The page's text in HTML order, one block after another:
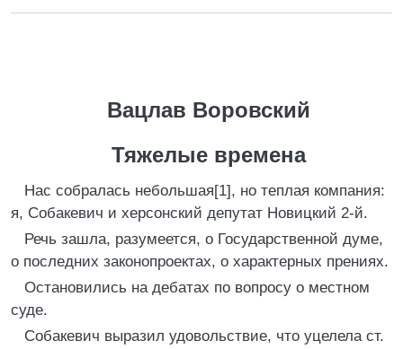
Вацлав Воровский
Тяжелые времена
Нас собралась небольшая[1], но теплая компания:
я, Собакевич и херсонский депутат Новицкий 2-й.
Речь зашла, разумеется, о Государственной думе,
о последних законопроектах, о характерных прениях.
Остановились на дебатах по вопросу о местном
суде.
Собакевич выразил удовольствие, что уцелела ст.